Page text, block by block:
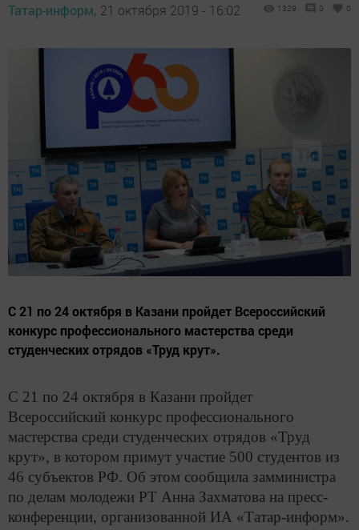
Татар-информ, 21 октября 2019 - 16:02 1329 0 0
С 21 по 24 октября в Казани пройдет Всероссийский
конкурс профессионального мастерства среди
студенческих отрядов «Труд крут».
С 21 по 24 октября в Казани пройдет
Всероссийский конкурс профессионального
мастерства среди студенческих отрядов «Труд
крут», в котором примут участие 500 студентов из
46 субъектов РФ. Об этом сообщила замминистра
по делам молодежи РТ Анна Захматова на пресс-
конференции, организованной ИА «Татар-информ».